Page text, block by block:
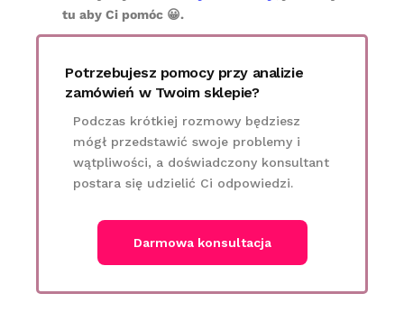
tu aby Ci pomóc 😀.
Potrzebujesz pomocy przy analizie
zamówień w Twoim sklepie?
Podczas krótkiej rozmowy będziesz
mógł przedstawić swoje problemy i
wątpliwości, a doświadczony konsultant
postara się udzielić Ci odpowiedzi.
Darmowa konsultacja